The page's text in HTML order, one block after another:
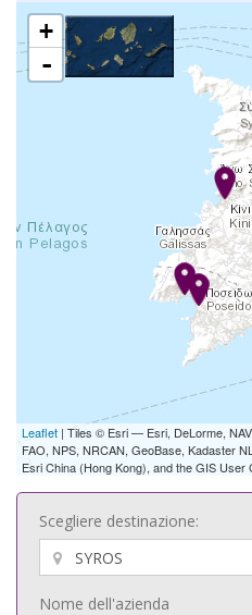
+
-
Leaflet | Tiles © Esri — Esri, DeLorme,
FAO, NPS, NRCAN, GeoBase, Kadaster
Esri China (Hong Kong), and the GIS User
Scegliere destinazione:
Nome dell'azienda